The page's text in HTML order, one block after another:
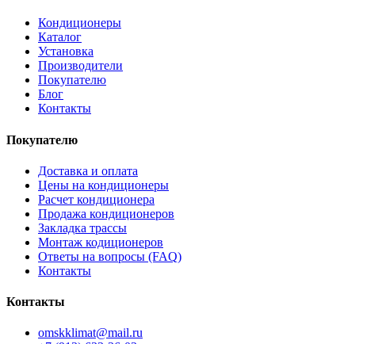
Кондиционеры
Каталог
Установка
Производители
Покупателю
Блог
Контакты
Покупателю
Доставка и оплата
Цены на кондиционеры
Расчет кондиционера
Продажа кондиционеров
Закладка трассы
Монтаж кодиционеров
Ответы на вопросы (FAQ)
Контакты
Контакты
omskklimat@mail.ru